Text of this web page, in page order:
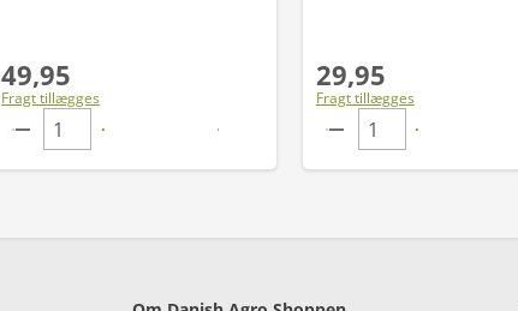
49,95
Fragt tillægges
29,95
Fragt tillægges